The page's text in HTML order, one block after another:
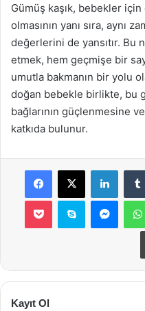
Gümüş kaşık, bebekler
olmasının yanı sıra, aynı
değerlerini de yansıtır. Bu
etmek, hem geçmişe bir
umutla bakmanın bir yolu
doğan bebekle birlikte, bu
bağlarının güçlenmesine
katkıda bulunur.
Facebook
X
Pocket Skype
Kayıt Ol